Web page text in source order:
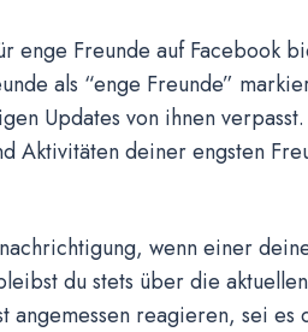
enge Freunde auf Facebook
als “enge Freunde”
Updates von ihnen
Aktivitäten deiner engsten
wenn einer
du stets über die
reagieren, sei es